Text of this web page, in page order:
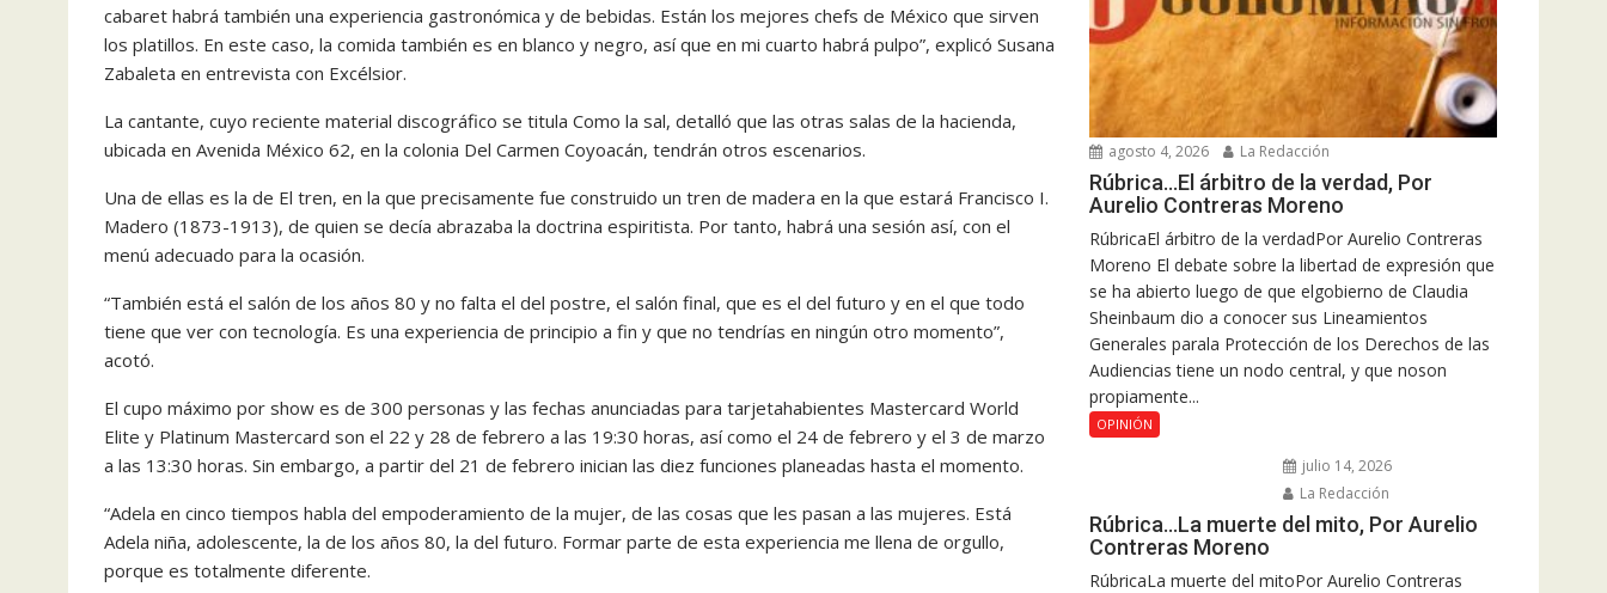
ca­baret habrá también una ex­periencia gastronómica y de bebidas. Están los mejores chefs de México que sirven
los platillos. En este caso, la comida también es en blanco y negro, así que en mi cuarto habrá pulpo”, explicó Susa­na
Zabaleta en entrevista con Excélsior.
La cantante, cuyo recien­te material discográfico se ti­tula Como la sal, detalló que las otras salas de la hacienda,
ubicada en Avenida México 62, en la colonia Del Carmen Coyoacán, tendrán otros escenarios.
Una de ellas es la de El tren, en la que precisamente fue construido un tren de made­ra en la que estará Francisco I.
Madero (1873-1913), de quien se decía abrazaba la doctri­na espiritista. Por tanto, habrá una sesión así, con el
menú adecuado para la ocasión.
“También está el salón de los años 80 y no falta el del postre, el salón final, que es el del futuro y en el que todo
tie­ne que ver con tecnología. Es una experiencia de principio a fin y que no tendrías en nin­gún otro momento”,
acotó.
El cupo máximo por show es de 300 personas y las fe­chas anunciadas para tarjeta­habientes Mastercard World
Elite y Platinum Mastercard son el 22 y 28 de febrero a las 19:30 horas, así como el 24 de febrero y el 3 de marzo
a las 13:30 horas. Sin em­bargo, a partir del 21 de febrero inician las diez funciones planeadas hasta el momento.
“Adela en cinco tiempos habla del empoderamiento de la mujer, de las cosas que les pasan a las mujeres. Está
Adela niña, adolescente, la de los años 80, la del futuro. For­mar parte de esta experiencia me llena de orgullo,
porque es totalmente diferente.
agosto 4, 2026 La Redacción
Rúbrica…El árbitro de la verdad, Por
Aurelio Contreras Moreno
RúbricaEl árbitro de la verdadPor Aurelio Contreras
Moreno El debate sobre la libertad de expresión que
se ha abierto luego de que elgobierno de Claudia
Sheinbaum dio a conocer sus Lineamientos
Generales parala Protección de los Derechos de las
Audiencias tiene un nodo central, y que noson
propiamente...
OPINIÓN
julio 14, 2026
La Redacción
Rúbrica…La muerte del mito, Por Aurelio
Contreras Moreno
RúbricaLa muerte del mitoPor Aurelio Contreras